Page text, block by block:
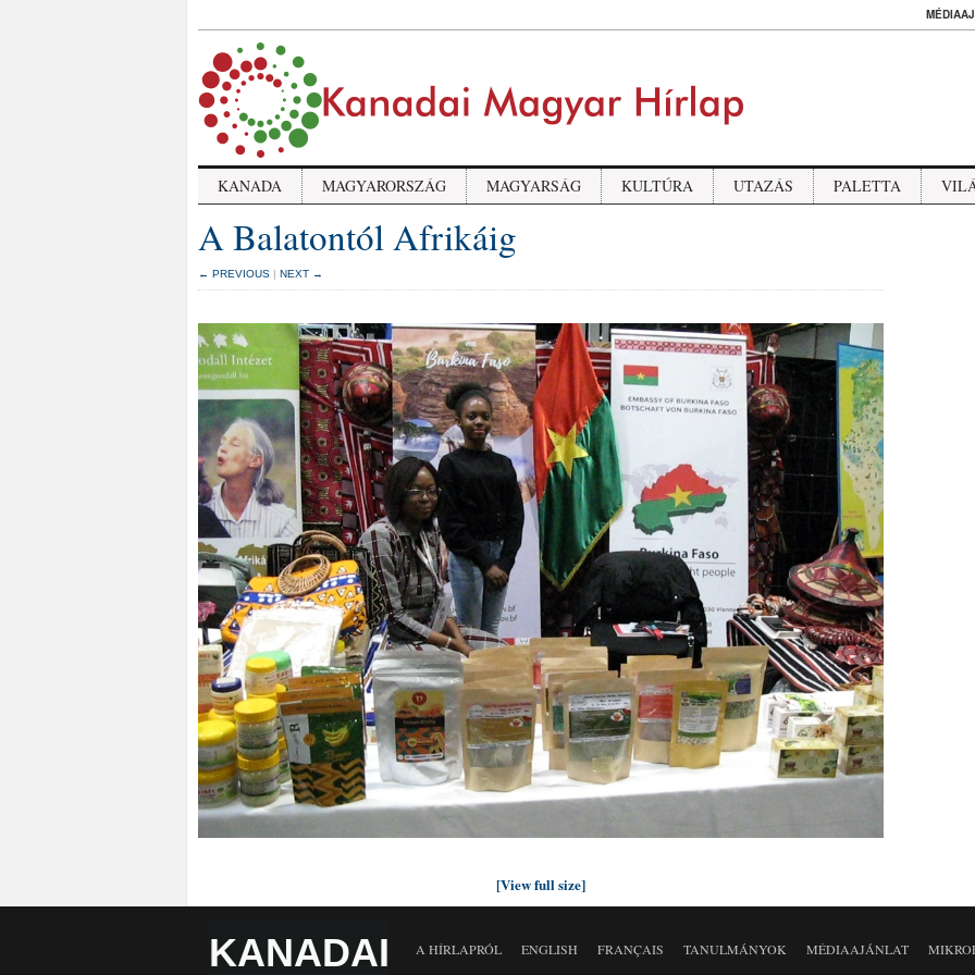
KANADA MAGYARORSZÁG MAGYARSÁG KULTÚRA UTAZÁS PALETTA
A Balatontól Afrikáig
← PREVIOUS | NEXT →
[View full size]
KANADAI A HÍRLAPRÓL ENGLISH FRANÇAIS TANULMÁNYOK MÉDIAAJÁNLAT